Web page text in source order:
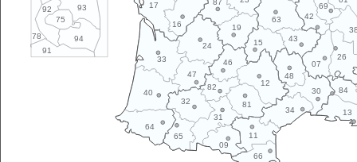
78
91
93
75
94
92
11
12
13
15
16
17
19
24
26
30
31
32
33
34
40
42
43
46
47
48
63
64
65
66
69
07
09
81
82 84
87